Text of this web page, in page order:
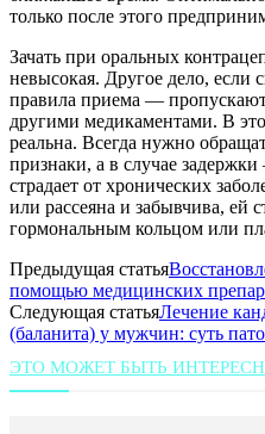
только после этого
Зачать при оральных
невысокая. Другое дело, если
правила приема —
другими медикаментами. В
реальна. Всегда нужно
признаки, а в случае
страдает от хронических
или рассеяна и забывчива, ей
гормональным кольцом или
Предыдущая статья
помощью медицинских
Следующая статьяЛечение
(баланита) у мужчин: суть
ЭТО МОЖЕТ БЫТЬ